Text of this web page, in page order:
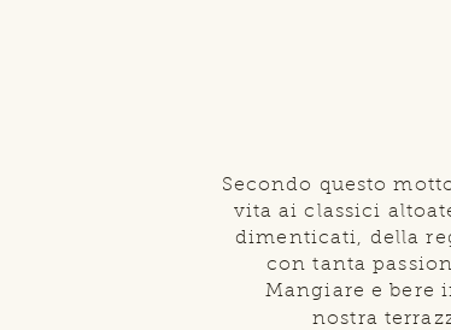
Secondo questo
vita ai classici
dimenticati, della
con tanta
Mangiare e bere
nostra